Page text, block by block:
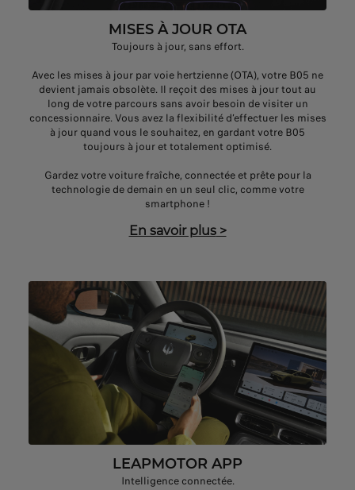
MISES À JOUR OTA
Toujours à jour, sans effort.
Avec les mises à jour par voie hertzienne (OTA), votre B05 ne
devient jamais obsolète. Il reçoit des mises à jour tout au
long de votre parcours sans avoir besoin de visiter un
concessionnaire. Vous avez la flexibilité d’effectuer les mises
à jour quand vous le souhaitez, en gardant votre B05
toujours à jour et totalement optimisé.
Gardez votre voiture fraîche, connectée et prête pour la
technologie de demain en un seul clic, comme votre
smartphone !
En savoir plus>
LEAPMOTOR APP
Intelligence connectée.